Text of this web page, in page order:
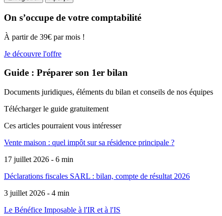
On s’occupe de votre comptabilité
À partir de 39€ par mois !
Je découvre l'offre
Guide : Préparer son 1er bilan
Documents juridiques, éléments du bilan et conseils de nos équipes
Télécharger le guide gratuitement
Ces articles pourraient vous intéresser
Vente maison : quel impôt sur sa résidence principale ?
17 juillet 2026 - 6 min
Déclarations fiscales SARL : bilan, compte de résultat 2026
3 juillet 2026 - 4 min
Le Bénéfice Imposable à l'IR et à l'IS